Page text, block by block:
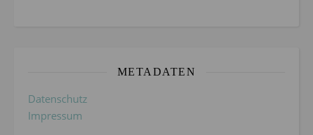
METADATEN
Datenschutz
Impressum